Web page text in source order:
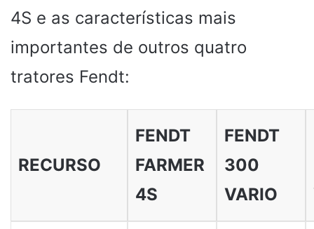
4S e as características mais
importantes de outros quatro
tratores Fendt:
RECURSO
FENDT
FARMER
4S
FENDT
300
VARIO